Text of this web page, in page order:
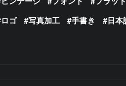
ロゴ 写真加工 手書き 日本